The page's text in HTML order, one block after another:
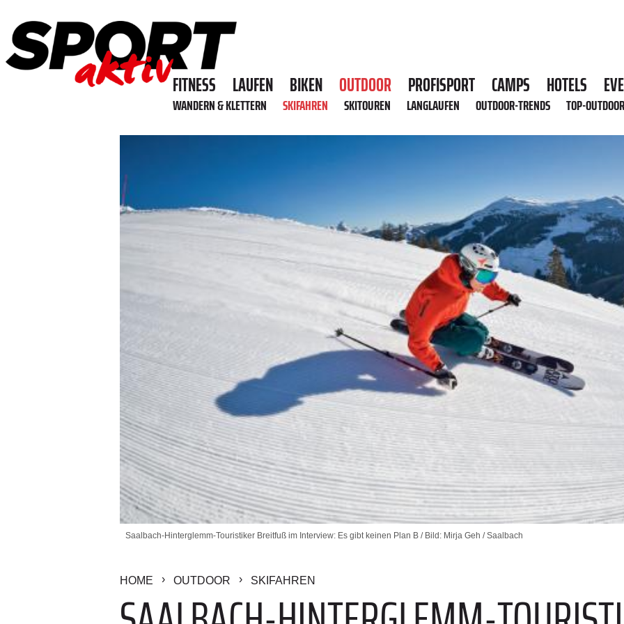
FITNESS LAUFEN BIKEN OUTDOOR PROFISPORT CAMPS HOTELS
WANDERN & KLETTERN SKIFAHREN SKITOUREN LANGLAUFEN OUTDOOR-TRENDS TOP-
Saalbach-Hinterglemm-Touristiker Breitfuß im Interview: Es gibt keinen Plan B / Bild: Mirja Geh / Saalbach
HOME OUTDOOR SKIFAHREN